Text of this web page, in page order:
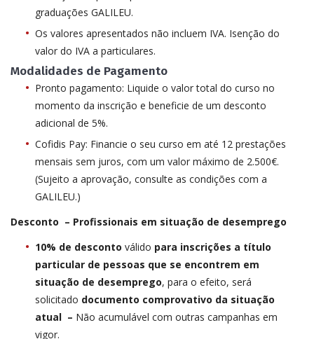
graduações GALILEU.
Os valores apresentados não incluem IVA. Isenção do
valor do IVA a particulares.
Modalidades de Pagamento
Pronto pagamento: Liquide o valor total do curso no
momento da inscrição e beneficie de um desconto
adicional de 5%.
Cofidis Pay: Financie o seu curso em até 12 prestações
mensais sem juros, com um valor máximo de 2.500€.
(Sujeito a aprovação, consulte as condições com a
GALILEU.)
Desconto – Profissionais em situação de desemprego
10% de desconto válido para inscrições a título
particular de pessoas que se encontrem em
situação de desemprego, para o efeito, será
solicitado documento comprovativo da situação
atual – Não acumulável com outras campanhas em
vigor.